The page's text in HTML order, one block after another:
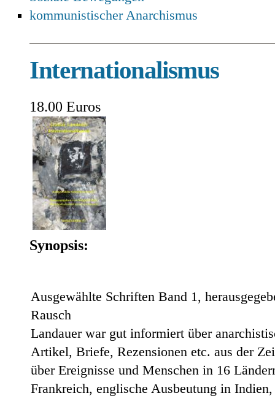
kommunistischer Anarchismus
Internationalismus
18.00 Euros
Synopsis:
Ausgewählte Schriften Band 1,
Rausch
Landauer war gut informiert über
Artikel, Briefe, Rezensionen etc. aus der
über Ereignisse und Menschen in 16
Frankreich, englische Ausbeutung in